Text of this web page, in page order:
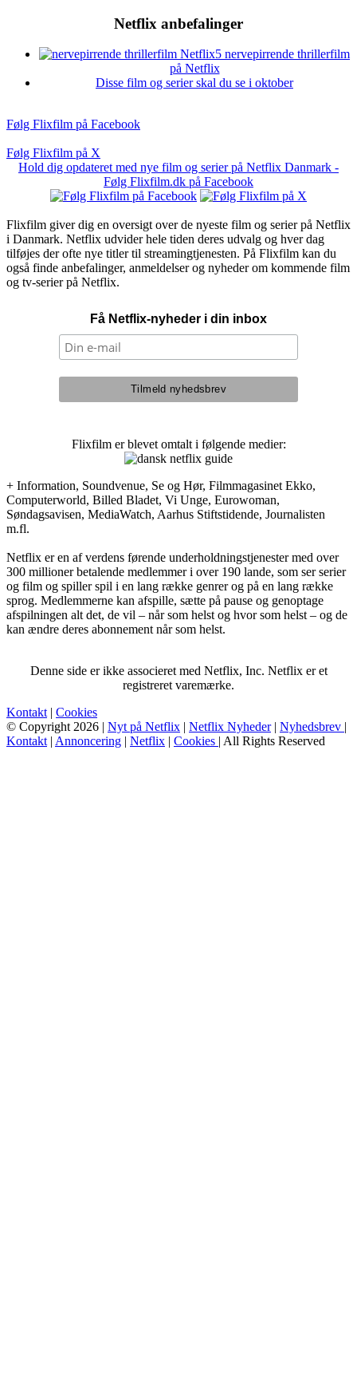
Netflix anbefalinger
5 nervepirrende thrillerfilm
på Netflix
Disse film og serier skal du se i oktober
Følg Flixfilm på Facebook
Følg Flixfilm på X
Hold dig opdateret med nye film og serier på Netflix Danmark -
Følg Flixfilm.dk på Facebook
Flixfilm giver dig en oversigt over de nyeste film og serier på Netflix
i Danmark. Netflix udvider hele tiden deres udvalg og hver dag
tilføjes der ofte nye titler til streamingtjenesten. På Flixfilm kan du
også finde anbefalinger, anmeldelser og nyheder om kommende film
og tv-serier på Netflix.
Få Netflix-nyheder i din inbox
Flixfilm er blevet omtalt i følgende medier:
+ Information, Soundvenue, Se og Hør, Filmmagasinet Ekko,
Computerworld, Billed Bladet, Vi Unge, Eurowoman,
Søndagsavisen, MediaWatch, Aarhus Stiftstidende, Journalisten
m.fl.
Netflix er en af verdens førende underholdningstjenester med over
300 millioner betalende medlemmer i over 190 lande, som ser serier
og film og spiller spil i en lang række genrer og på en lang række
sprog. Medlemmerne kan afspille, sætte på pause og genoptage
afspilningen alt det, de vil – når som helst og hvor som helst – og de
kan ændre deres abonnement når som helst.
Denne side er ikke associeret med Netflix, Inc. Netflix er et
registreret varemærke.
Kontakt | Cookies
© Copyright 2026 | Nyt på Netflix | Netflix Nyheder| Nyhedsbrev |
Kontakt | Annoncering | Netflix | Cookies | All Rights Reserved